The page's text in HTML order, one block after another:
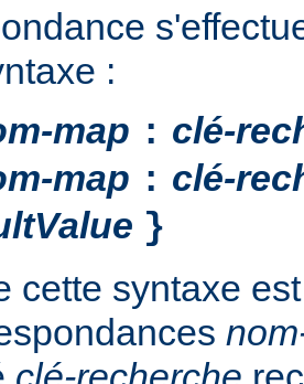
:
map : clé-
map : clé-
}
cette syntaxe